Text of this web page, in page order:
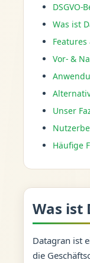
DSGVO-
Was ist
Vor- &
Unser
Häufige
Was ist
Datagran ist
die